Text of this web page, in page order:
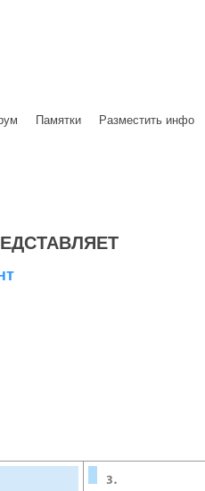
Памятки Разместить инфо